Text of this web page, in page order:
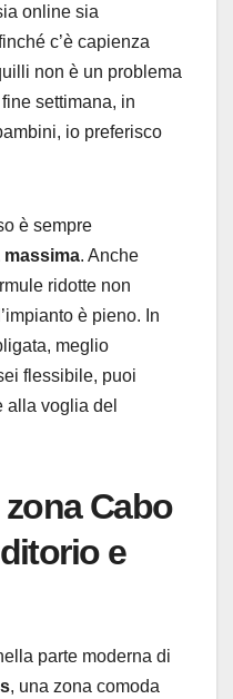
online sia
c’è capienza
non è un problema
settimana, in
io preferisco
è sempre
massima. Anche
ridotte non
è pieno. In
meglio
flessibile, puoi
alla voglia del
Cabo
e
parte moderna di
, una zona comoda